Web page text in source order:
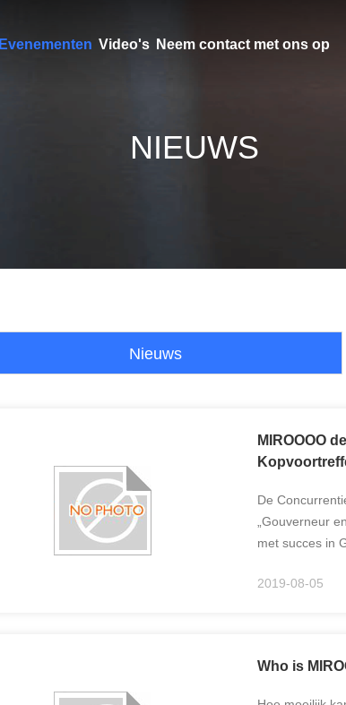
Evenementen Video's Neem contact met ons op
NIEUWS
Nieuws
MIROOOO
De
„Gouverneur
met succes in
Kop van de
2019-08-05
Who is